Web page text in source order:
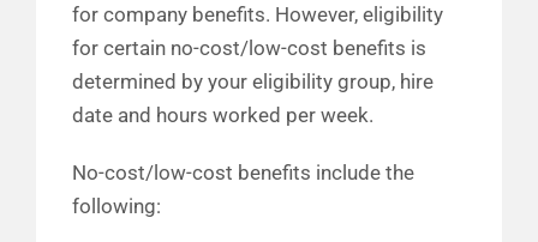
for company benefits. However, eligibility
for certain no-cost/low-cost benefits is
determined by your eligibility group, hire
date and hours worked per week.
No-cost/low-cost benefits include the
following: